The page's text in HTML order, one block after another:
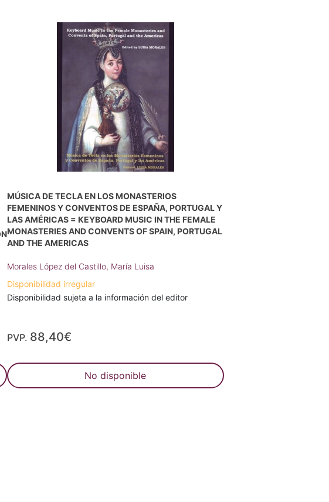
MÚSICA DE TECLA EN LOS MONASTERIOS
FEMENINOS Y CONVENTOS DE ESPAÑA, PORTUGAL Y
LAS AMÉRICAS = KEYBOARD MUSIC IN THE FEMALE
MONASTERIES AND CONVENTS OF SPAIN, PORTUGAL
AND THE AMERICAS
Morales López del Castillo, María Luisa
Disponibilidad irregular
Disponibilidad sujeta a la información del editor
PVP. 88,40€
No disponible